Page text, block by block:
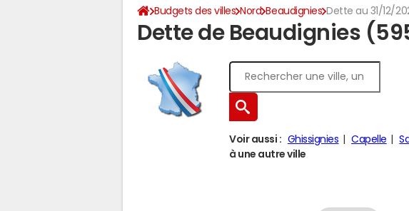
Budgets des villes Nord Beaudignies Dette au 31/12/
Dette de Beaudignies
Voir aussi : Ghissignies Capelle
à une autre ville